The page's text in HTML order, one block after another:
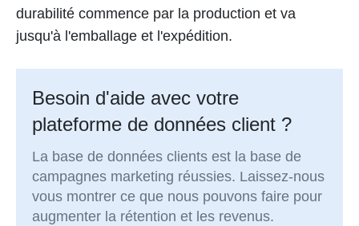
durabilité commence par la production et va
jusqu'à l'emballage et l'expédition.
Besoin d'aide avec votre
plateforme de données client ?
La base de données clients est la base de
campagnes marketing réussies. Laissez-nous
vous montrer ce que nous pouvons faire pour
augmenter la rétention et les revenus.